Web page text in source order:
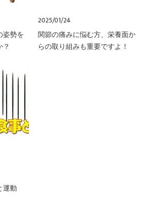
姿勢を
2025/01/24
関節の痛みに悩む方、栄養面か
らの取り組みも重要ですよ！
運動